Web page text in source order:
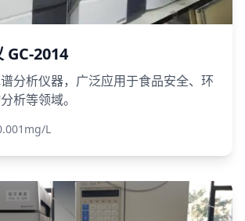
GC-2014
分析仪器，广泛应用于食品安全、环
析等领域。
L